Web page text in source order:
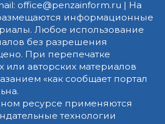
office@penzainform.ru | На
информационные
Любое использование
без разрешения
При перепечатке
авторских материалов
«как сообщает портал
ресурсе применяются
технологии